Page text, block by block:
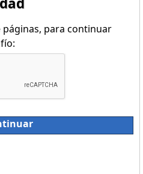
para continuar